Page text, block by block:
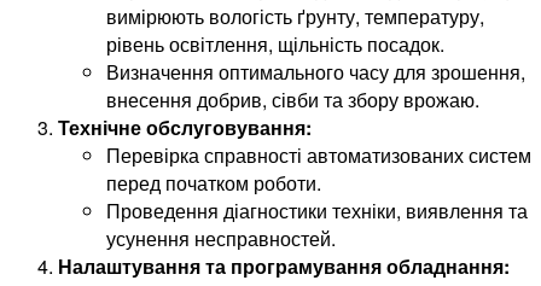
вимірюють вологість ґрунту, температуру,
рівень освітлення, щільність посадок.
Визначення оптимального часу для зрошення,
внесення добрив, сівби та збору врожаю.
Технічне обслуговування:
Перевірка справності автоматизованих систем
перед початком роботи.
Проведення діагностики техніки, виявлення та
усунення несправностей.
Налаштування та програмування обладнання: